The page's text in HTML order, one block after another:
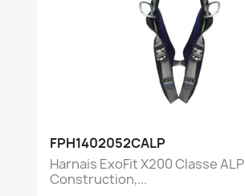
FPH1402052CALP
Harnais ExoFit X200 Classe ALP
Construction,...